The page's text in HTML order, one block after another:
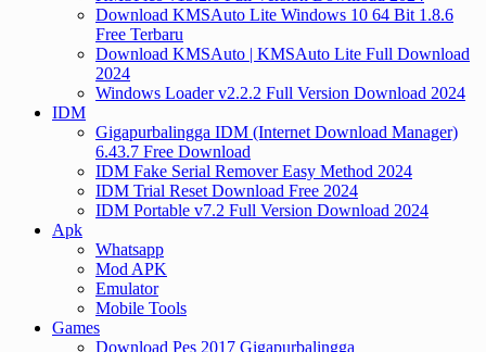
Download KMSAuto Lite Windows 10 64 Bit 1.8.6
Free Terbaru
Download KMSAuto | KMSAuto Lite Full Download
2024
Windows Loader v2.2.2 Full Version Download 2024
IDM
Gigapurbalingga IDM (Internet Download Manager)
6.43.7 Free Download
IDM Fake Serial Remover Easy Method 2024
IDM Trial Reset Download Free 2024
IDM Portable v7.2 Full Version Download 2024
Apk
Whatsapp
Mod APK
Emulator
Mobile Tools
Games
Download Pes 2017 Gigapurbalingga